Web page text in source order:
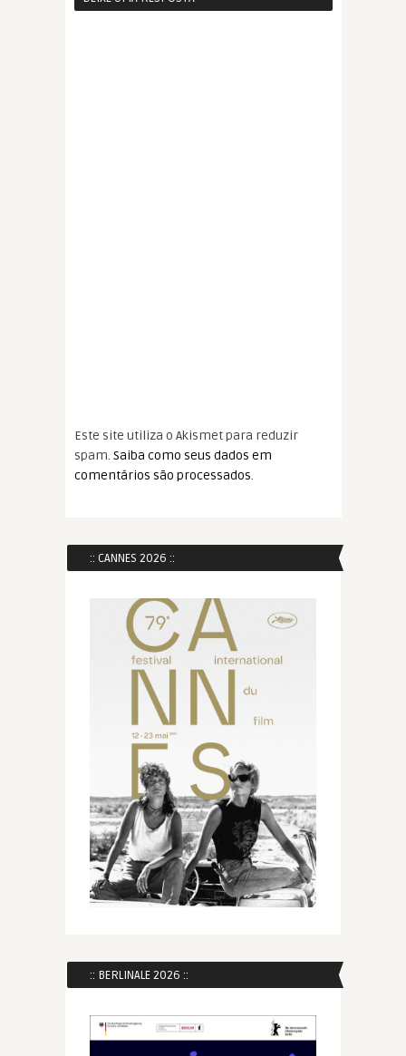
Este site utiliza o Akismet para reduzir
spam. Saiba como seus dados em
comentários são processados.
:: CANNES 2026 ::
:: BERLINALE 2026 ::